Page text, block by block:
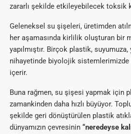
zararlı şekilde etkileyebilecek toksik
Geleneksel su şişeleri, üretimden
her aşamasında kirlilik oluşturan bir
yapılmıştır. Birçok plastik,
nihayetinde biyolojik
içerir.
Buna rağmen, su şişesi yapmak için
zamankinden daha hızlı büyüyor.
şekilde geri dönüştürülen plastik
dünyamızın çevresinin “neredeyse